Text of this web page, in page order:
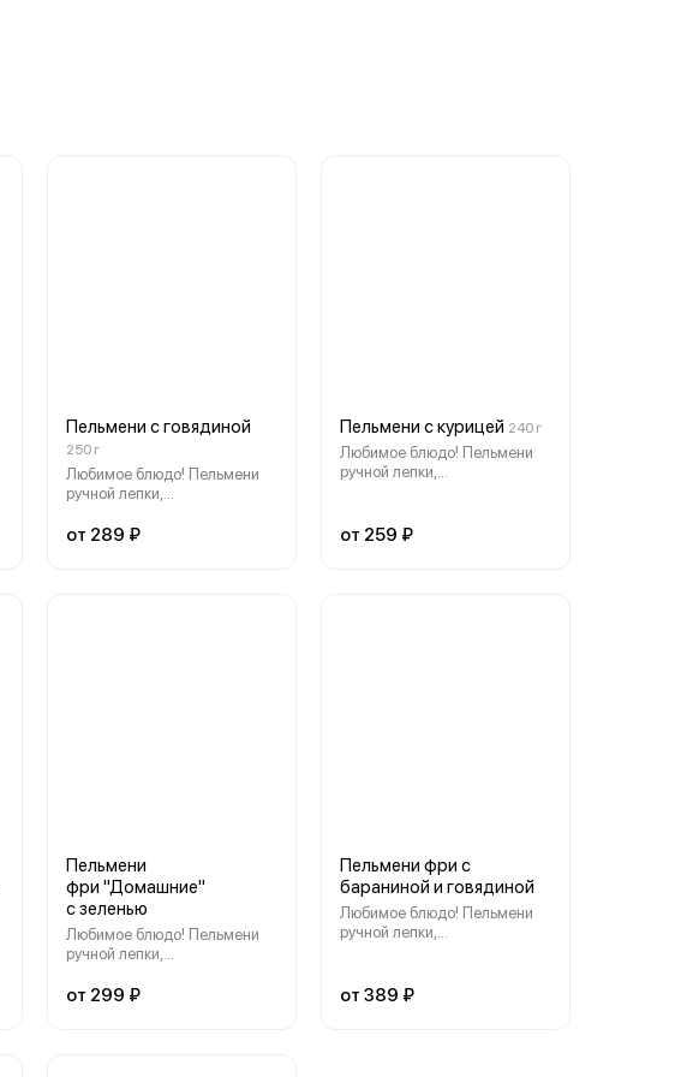
Пельмени с говядиной
250 г
Любимое блюдо! Пельмени
ручной лепки,
поварами, навсегда Вас
от 289 ₽
Пельмени с курицей 240 г
Любимое блюдо! Пельмени
ручной лепки,
покорят. Соус на ваш выбор
от 259 ₽
Пельмени
фри "Домашние"
с зеленью
Любимое блюдо! Пельмени
ручной лепки,
поварами, навсегда Вас
от 299 ₽
Пельмени фри с
бараниной и говядиной
Любимое блюдо! Пельмени
ручной лепки,
покорят.
от 389 ₽